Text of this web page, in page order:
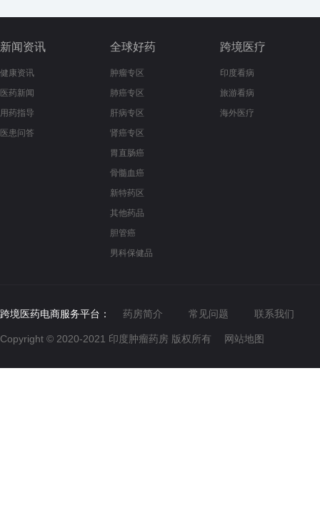
新闻资讯
健康资讯
医药新闻
用药指导
医患问答
全球好药
肿瘤专区
肺癌专区
肝病专区
肾癌专区
胃直肠癌
骨髓血癌
新特药区
其他药品
胆管癌
男科保健品
跨境医疗
印度看病
旅游看病
海外医疗
跨境医药电商服务平台： 药房简介 常见问题 联系我们
Copyright © 2020-2021 印度肿瘤药房 版权所有 网站地图